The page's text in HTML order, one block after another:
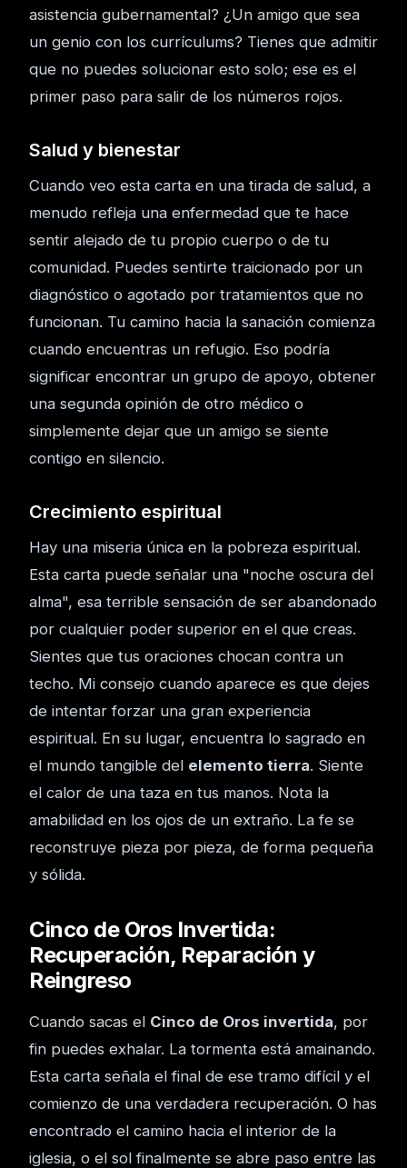
asistencia gubernamental? ¿Un amigo que sea
un genio con los currículums? Tienes que admitir
que no puedes solucionar esto solo; ese es el
primer paso para salir de los números rojos.
Salud y bienestar
Cuando veo esta carta en una tirada de salud, a
menudo refleja una enfermedad que te hace
sentir alejado de tu propio cuerpo o de tu
comunidad. Puedes sentirte traicionado por un
diagnóstico o agotado por tratamientos que no
funcionan. Tu camino hacia la sanación comienza
cuando encuentras un refugio. Eso podría
significar encontrar un grupo de apoyo, obtener
una segunda opinión de otro médico o
simplemente dejar que un amigo se siente
contigo en silencio.
Crecimiento espiritual
Hay una miseria única en la pobreza espiritual.
Esta carta puede señalar una "noche oscura del
alma", esa terrible sensación de ser abandonado
por cualquier poder superior en el que creas.
Sientes que tus oraciones chocan contra un
techo. Mi consejo cuando aparece es que dejes
de intentar forzar una gran experiencia
espiritual. En su lugar, encuentra lo sagrado en
el mundo tangible del elemento tierra. Siente
el calor de una taza en tus manos. Nota la
amabilidad en los ojos de un extraño. La fe se
reconstruye pieza por pieza, de forma pequeña
y sólida.
Cinco de Oros Invertida:
Recuperación, Reparación y
Reingreso
Cuando sacas el Cinco de Oros invertida, por
fin puedes exhalar. La tormenta está amainando.
Esta carta señala el final de ese tramo difícil y el
comienzo de una verdadera recuperación. O has
encontrado el camino hacia el interior de la
iglesia, o el sol finalmente se abre paso entre las